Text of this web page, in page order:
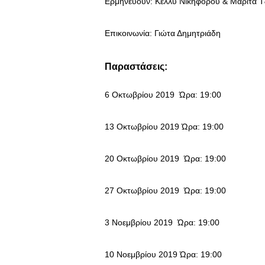
Επικοινωνία: Γιώτα Δημητριάδη
Παραστάσεις:
6 Οκτωβρίου 2019 Ώρα: 19:00
13 Οκτωβρίου 2019 Ώρα: 19:00
20 Οκτωβρίου 2019 Ώρα: 19:00
27 Οκτωβρίου 2019 Ώρα: 19:00
3 Νοεμβρίου 2019 Ώρα: 19:00
10 Νοεμβρίου 2019 Ώρα: 19:00